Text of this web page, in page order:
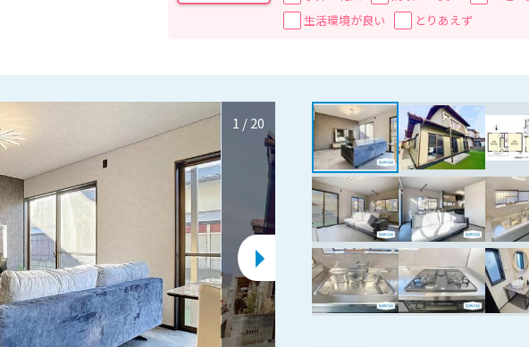
1 /20
生活環境が良い
とりあえず